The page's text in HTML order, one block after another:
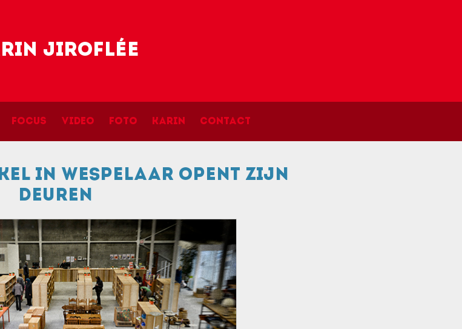
Jiroflée
Focus Video Foto Karin Contact
in Wespelaar opent zijn
deuren